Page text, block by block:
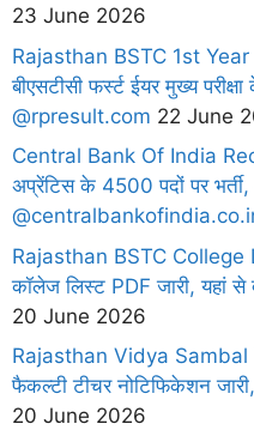
23 June 2026
Rajasthan BSTC 1st
बीएसटीसी फर्स्ट ईयर मुख्य
@rpresult.com 22 June
Central Bank Of India
अप्रेंटिस के 4500 पदों पर
Rajasthan BSTC College
कॉलेज लिस्ट PDF जारी,
20 June 2026
Rajasthan Vidya Sambal
फैकल्टी टीचर नोटिफिकेशन
20 June 2026